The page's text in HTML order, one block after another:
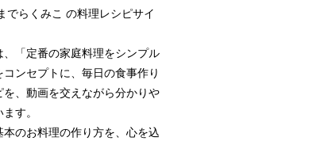
でらくみこ の料理レシピサイ
、「定番の家庭料理をシンプル
コンセプトに、毎日の食事作り
を、動画を交えながら分かりや
す。
本のお料理の作り方を、心を込